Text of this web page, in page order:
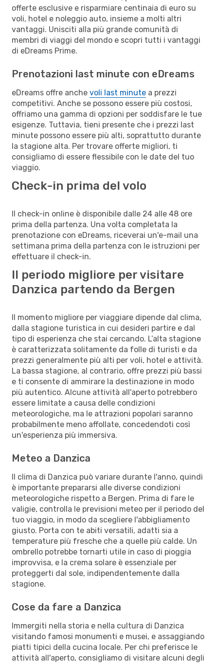
offerte esclusive e risparmiare centinaia di euro su
voli, hotel e noleggio auto, insieme a molti altri
vantaggi. Unisciti alla più grande comunità di
membri di viaggi del mondo e scopri tutti i vantaggi
di eDreams Prime.
Prenotazioni last minute con eDreams
eDreams offre anche voli last minute a prezzi
competitivi. Anche se possono essere più costosi,
offriamo una gamma di opzioni per soddisfare le tue
esigenze. Tuttavia, tieni presente che i prezzi last
minute possono essere più alti, soprattutto durante
la stagione alta. Per trovare offerte migliori, ti
consigliamo di essere flessibile con le date del tuo
viaggio.
Check-in prima del volo
Il check-in online è disponibile dalle 24 alle 48 ore
prima della partenza. Una volta completata la
prenotazione con eDreams, riceverai un'e-mail una
settimana prima della partenza con le istruzioni per
effettuare il check-in.
Il periodo migliore per visitare
Danzica partendo da Bergen
Il momento migliore per viaggiare dipende dal clima,
dalla stagione turistica in cui desideri partire e dal
tipo di esperienza che stai cercando. L’alta stagione
è caratterizzata solitamente da folle di turisti e da
prezzi generalmente più alti per voli, hotel e attività.
La bassa stagione, al contrario, offre prezzi più bassi
e ti consente di ammirare la destinazione in modo
più autentico. Alcune attività all'aperto potrebbero
essere limitate a causa delle condizioni
meteorologiche, ma le attrazioni popolari saranno
probabilmente meno affollate, concedendoti così
un'esperienza più immersiva.
Meteo a Danzica
Il clima di Danzica può variare durante l'anno, quindi
è importante prepararsi alle diverse condizioni
meteorologiche rispetto a Bergen. Prima di fare le
valigie, controlla le previsioni meteo per il periodo del
tuo viaggio, in modo da scegliere l'abbigliamento
giusto. Porta con te abiti versatili, adatti sia a
temperature più fresche che a quelle più calde. Un
ombrello potrebbe tornarti utile in caso di pioggia
improvvisa, e la crema solare è essenziale per
proteggerti dal sole, indipendentemente dalla
stagione.
Cose da fare a Danzica
Immergiti nella storia e nella cultura di Danzica
visitando famosi monumenti e musei, e assaggiando
piatti tipici della cucina locale. Per chi preferisce le
attività all'aperto, consigliamo di visitare alcuni degli